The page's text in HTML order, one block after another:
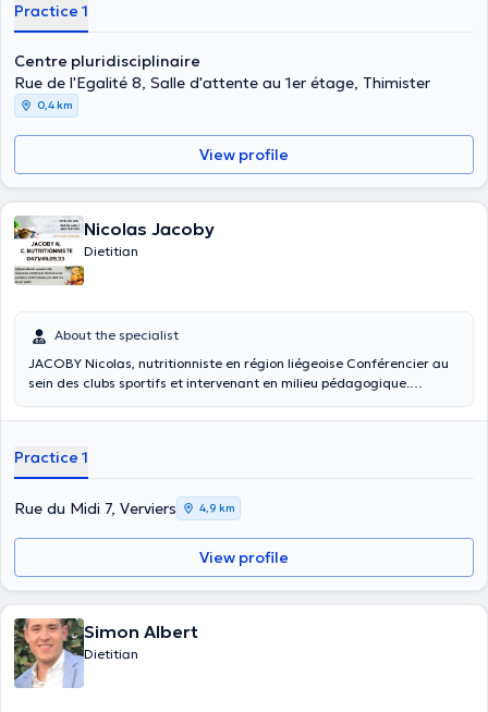
Practice 1
Centre pluridisciplinaire
Rue de l'Egalité 8, Salle d'attente au 1er étage, Thimister
0,4 km
View profile
Nicolas Jacoby
Dietitian
About the specialist
JACOBY Nicolas, nutritionniste en région liégeoise Conférencier au
sein des clubs sportifs et intervenant en milieu pédagogique.
services afin d'atteindre vos objectifs personnels. Diplômé de la
nutritionniste, je vous conseille pour améliorer votre santé et votre
assiette. Les consultations en nutrition consistent: Bilan complet des
habitudes alimentaires. Dossier santé ( diabète, allergie,
grossesse,...). Dépistage micro-nutritionnel. Paramètres
anthropométriques. (Taille/poids/masse graisseuse/évolution
musculaire,...) Conseils diététiques et sportifs. Elaboration d'un
"menu semainier" adapté à vos besoins et activités professionnelles
Practice 1
Rue du Midi 7, Verviers 4,9 km
View profile
Simon Albert
Dietitian